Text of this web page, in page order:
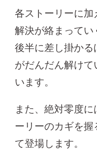
各ストーリーに加
解決が絡まって
後半に差し掛かる
がだんだん解け
います。
また、絶対零度
ーリーのカギを握
て登場します。